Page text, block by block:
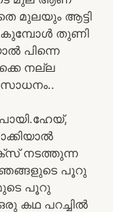
മുലയും ആട്ടി
തുണി
പിന്നെ
നല്ല
നടത്തുന്ന
പൂറു
പൂറു
കഥ പറച്ചിൽ